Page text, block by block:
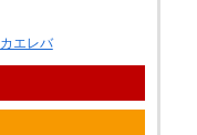
カエレバ